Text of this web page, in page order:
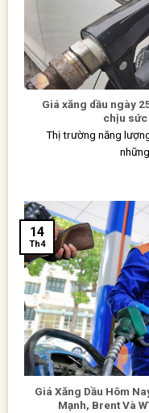
Giá xăng dầu ngày
chịu sức
Thị trường năng
Giá Xăng Dầu Hôm
Mạnh, Brent Và
14
Th4